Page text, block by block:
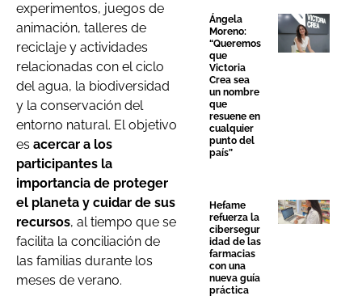
experimentos, juegos de
animación, talleres de
reciclaje y actividades
relacionadas con el ciclo
del agua, la biodiversidad
y la conservación del
entorno natural. El objetivo
es acercar a los
participantes la
importancia de proteger
el planeta y cuidar de sus
recursos, al tiempo que se
facilita la conciliación de
las familias durante los
meses de verano.
Ángela
Moreno:
“Queremos
que
Victoria
Crea sea
un nombre
que
resuene en
cualquier
punto del
país”
Hefame
refuerza la
cibersegur
idad de las
farmacias
con una
nueva guía
práctica